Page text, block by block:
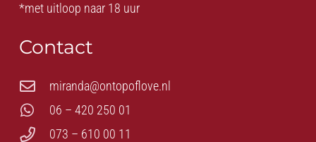
*met uitloop naar 18 uur
Contact
miranda@ontopoflove.nl
06 – 420 250 01
073 – 610 00 11